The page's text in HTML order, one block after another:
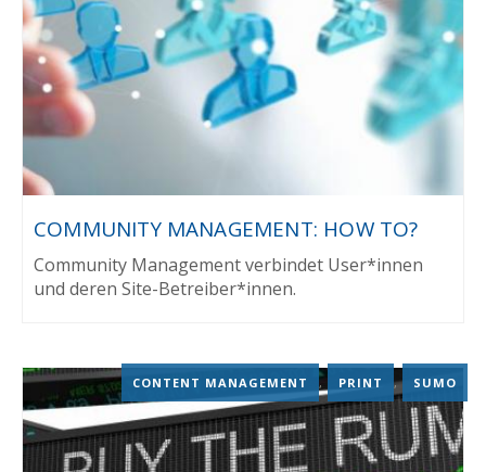
COMMUNITY MANAGEMENT: HOW TO?
Community Management verbindet User*innen
und deren Site-Betreiber*innen.
CONTENT MANAGEMENT , PRINT , SUMO